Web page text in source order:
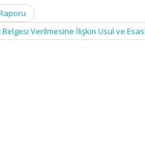
Belgesi Verilmesine İlişkin Usul ve